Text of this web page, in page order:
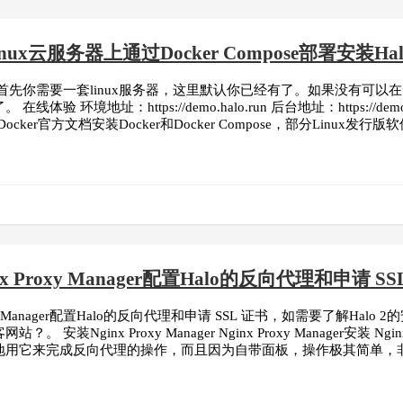
云服务器上通过Docker Compose部署安装
先你需要一套linux服务器，这里默认你已经有了。如果没有可以
在线体验 环境地址：https://demo.halo.run 后台地址：https://
官方文档安装Docker和Docker Compose，部分Linux发行版
Proxy Manager配置Halo的反向代理和申请
配置Halo的反向代理和申请 SSL 证书，如需要了解Halo 2
站？。 安装Nginx Proxy Manager Nginx Proxy Manager安装
用它来完成反向代理的操作，而且因为自带面板，操作极其简单